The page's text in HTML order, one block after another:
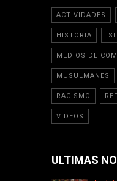
ACTIVIDADES
HISTORIA
MEDIOS DE
MUSULMANES
RACISMO
VIDEOS
ULTIMAS